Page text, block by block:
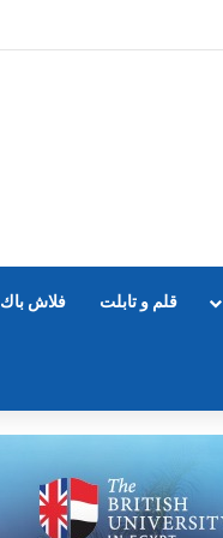
قلم و تابلت فلاش باك